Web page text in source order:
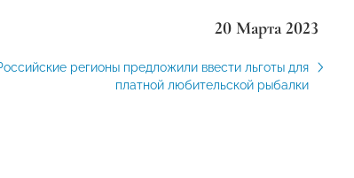
20 Марта 2023
регионы предложили ввести льготы для
платной любительской рыбалки